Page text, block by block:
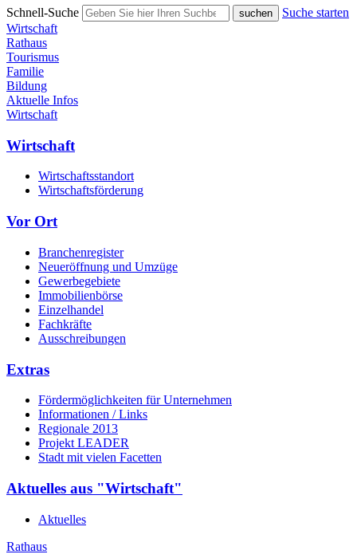
Schnell-Suche
Suche starten
Wirtschaft
Rathaus
Tourismus
Familie
Bildung
Aktuelle Infos
Wirtschaft
Wirtschaft
Wirtschaftsstandort
Wirtschaftsförderung
Vor Ort
Branchenregister
Neueröffnung und Umzüge
Gewerbegebiete
Immobilienbörse
Einzelhandel
Fachkräfte
Ausschreibungen
Extras
Fördermöglichkeiten für Unternehmen
Informationen / Links
Regionale 2013
Projekt LEADER
Stadt mit vielen Facetten
Aktuelles aus "Wirtschaft"
Aktuelles
Rathaus